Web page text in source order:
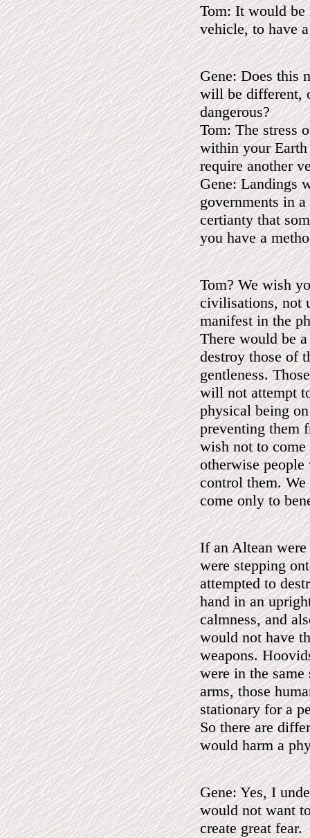
Tom: It would be
vehicle, to have
Gene: Does this
will be different,
dangerous?
Tom: The stress
within your Earth
require another
Gene: Landings
governments in
certianty that
you have a
Tom? We wish
civilisations, not
manifest in the
There would be
destroy those of
gentleness.
will not attempt
physical being
preventing them
wish not to
otherwise
control them.
come only to
If an Altean were
were stepping
attempted to
hand in an
calmness, and
would not have
weapons.
were in the
arms, those
stationary for a
So there are
would harm a
Gene: Yes, I
would not want
create great fear.